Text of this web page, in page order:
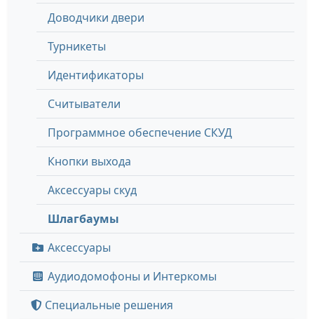
Доводчики двери
Турникеты
Идентификаторы
Считыватели
Программное обеспечение СКУД
Кнопки выхода
Аксессуары скуд
Шлагбаумы
Аксессуары
Аудиодомофоны и Интеркомы
Специальные решения